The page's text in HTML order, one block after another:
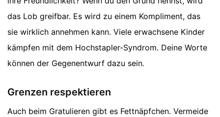
das Lob greifbar. Es wird zu einem Kompliment, das
sie wirklich annehmen kann. Viele erwachsene Kinder
kämpfen mit dem Hochstapler-Syndrom. Deine Worte
können der Gegenentwurf dazu sein.
Grenzen respektieren
Auch beim Gratulieren gibt es Fettnäpfchen. Vermeide